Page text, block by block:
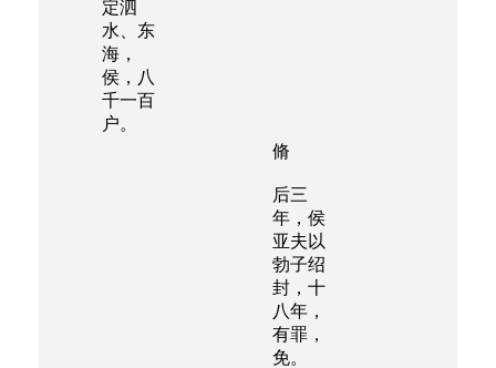
定泗
水、东
海，
侯，八
千一百
户。
脩
后三
年，侯
亚夫以
勃子绍
封，十
八年，
有罪，
免。